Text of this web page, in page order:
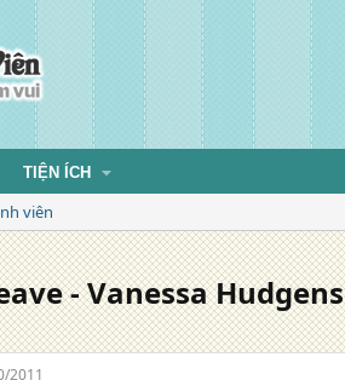
TIỆN ÍCH
viên
- Vanessa Hudgens
2011